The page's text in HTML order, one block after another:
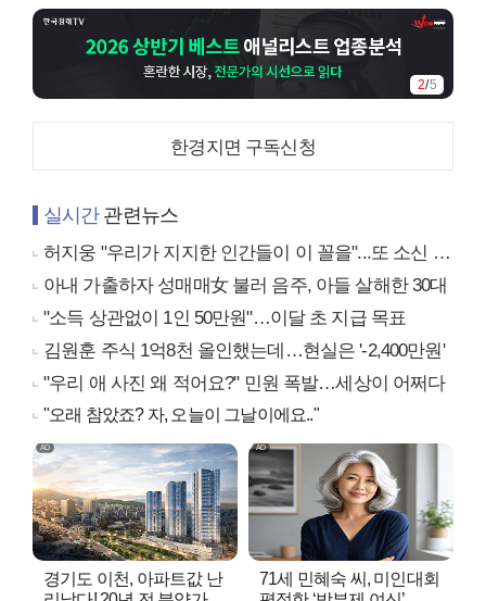
3/5
한경지면 구독신청
실시간관련뉴스
허지웅 "우리가 지지한 인간들이 이 꼴을"...또 소신 발언
아내 가출하자 성매매女 불러 음주, 아들 살해한 30대
"소득 상관없이 1인 50만원"…이달 초 지급 목표
김원훈 주식 1억8천 올인했는데…현실은 '-2,400만원'
"우리 애 사진 왜 적어요?" 민원 폭발…세상이 어쩌다
"오래 참았죠? 자, 오늘이 그날이에요.."
경기도 이천, 아파트값 난
71세 민혜숙 씨, 미인대회